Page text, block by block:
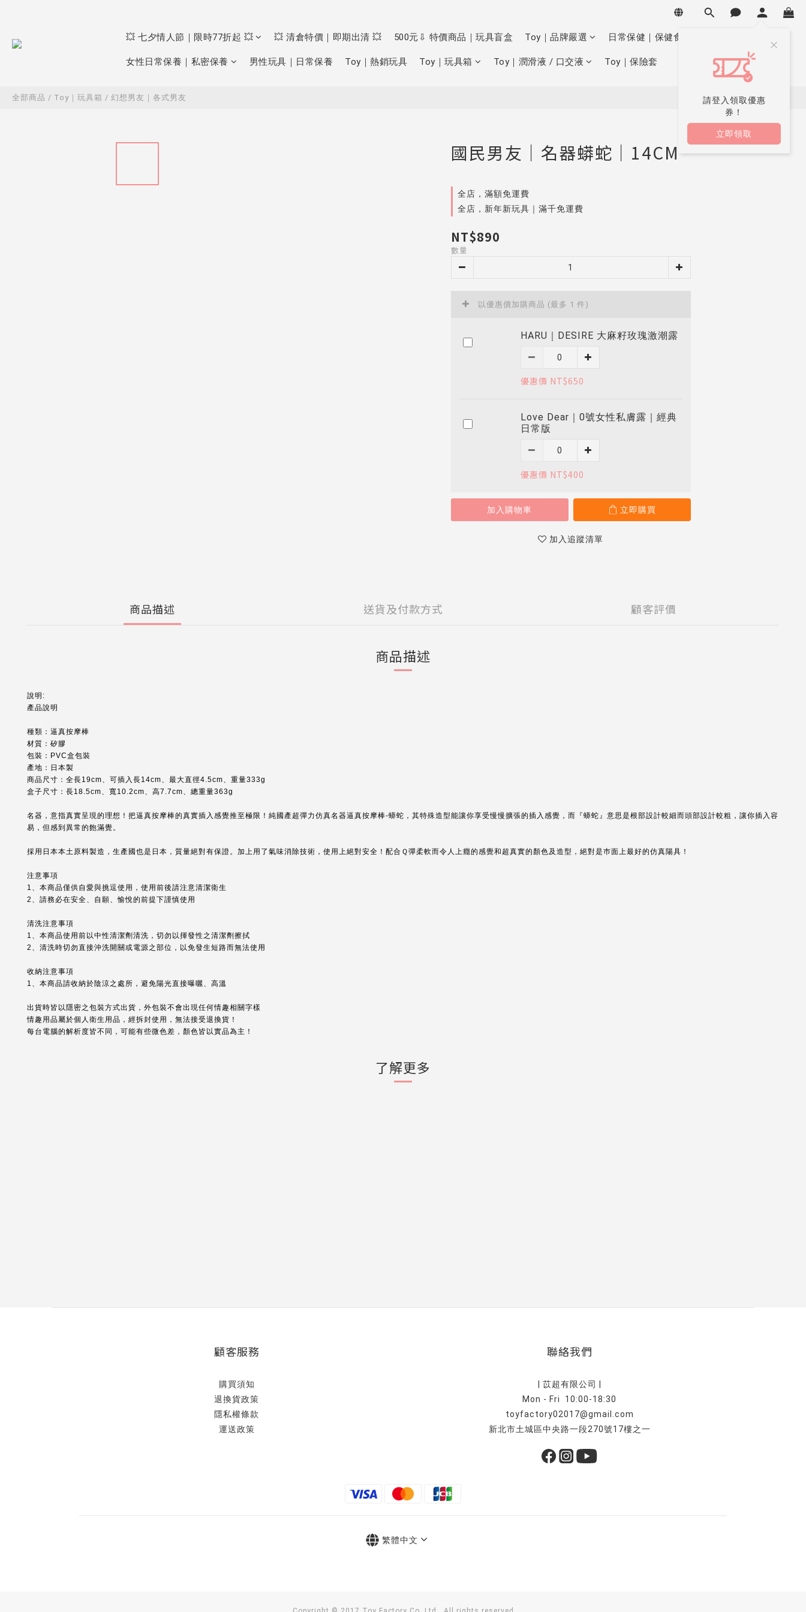
請登入領取優惠
券！
立即領取
💥 七夕情人節｜限時77折起 💥 💥 清倉特價｜即期出清 💥 500元⇩ 特價商品｜玩具盲盒 Toy｜品牌嚴選 日常保健｜保健食品
女性日常保養｜私密保養 男性玩具｜日常保養 Toy｜熱銷玩具 Toy｜玩具箱 Toy｜潤滑液 / 口交液 Toy｜保險套
全部商品 / Toy｜玩具箱 / 幻想男友｜各式男友
國民男友｜名器蟒蛇｜14CM
全店，滿額免運費
全店，新年新玩具｜滿千免運費
NT$890
數量
以優惠價加購商品 (最多 1 件)
HARU｜DESIRE 大麻籽玫瑰激潮露
優惠價 NT$650
Love Dear｜0號女性私膚露｜經典
日常版
優惠價 NT$400
加入購物車 立即購買
加入追蹤清單
商品描述 送貨及付款方式 顧客評價
商品描述
說明:
產品說明
種類：逼真按摩棒
材質：矽膠
包裝：PVC盒包裝
產地：日本製
商品尺寸：全長19cm、可插入長14cm、最大直徑4.5cm、重量333g
盒子尺寸：長18.5cm、寬10.2cm、高7.7cm、總重量363g
名器，意指真實呈現的理想！把逼真按摩棒的真實插入感覺推至極限！純國產超彈力仿真名器逼真按摩棒-蟒蛇，其特殊造型能讓你享受慢慢擴張的插入感覺，而『蟒蛇』意思是根部設計較細而頭部設計較粗，讓你插入容
易，但感到異常的飽滿覺。
採用日本本土原料製造，生產國也是日本，質量絕對有保證。加上用了氣味消除技術，使用上絕對安全！配合Ｑ彈柔軟而令人上癮的感覺和超真實的顏色及造型，絕對是巿面上最好的仿真陽具！
注意事項
1、本商品僅供自愛與挑逗使用，使用前後請注意清潔衛生
2、請務必在安全、自願、愉悅的前提下謹慎使用
清洗注意事項
1、本商品使用前以中性清潔劑清洗，切勿以揮發性之清潔劑擦拭
2、清洗時切勿直接沖洗開關或電源之部位，以免發生短路而無法使用
收納注意事項
1、本商品請收納於陰涼之處所，避免陽光直接曝曬、高溫
出貨時皆以隱密之包裝方式出貨，外包裝不會出現任何情趣相關字樣
情趣用品屬於個人衛生用品，經拆封使用，無法接受退換貨！
每台電腦的解析度皆不同，可能有些微色差，顏色皆以實品為主！
了解更多
立即購買
顧客服務
購買須知
退換貨政策
隱私權條款
運送政策
聯絡我們
| 苡超有限公司 |
Mon - Fri 10:00-18:30
toyfactory02017@gmail.com
新北市土城區中央路一段270號17樓之一
繁體中文